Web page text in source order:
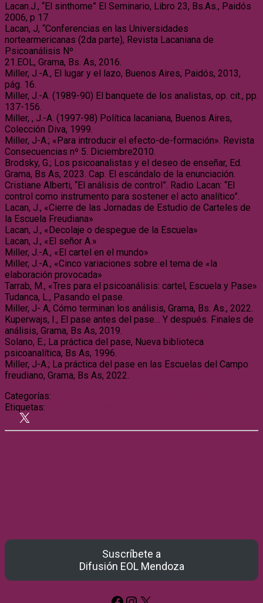
Lacan.J., “El sinthome” El Seminario, Libro 23, Bs.As., Paidós
2006, p 17
Lacan, J, “Conferencias en las Universidades
nortearmericanas (2da parte), Revista Lacaniana de
Psicoanálisis Nº
21.EOL, Grama, Bs. As, 2016.
Miller, J.-A., El lugar y el lazo, Buenos Aires, Paidós, 2013,
pág. 16.
Miller, J.-A. (1989-90) El banquete de los analistas, op. cit., pp.
137-156.
Miller, , J.-A. (1997-98) Política lacaniana, Buenos Aires,
Colección Diva, 1999.
Miller, J-A.; «Para introducir el efecto-de-formación». Revista
Consecuencias nº 5. Diciembre2010.
Brodsky, G.; Los psicoanalistas y el deseo de enseñar, Ed.
Grama, Bs As, 2023. Cap. El escándalo de la enunciación.
Cristiane Alberti, “El análisis de control”. Radio Lacan: “El
control como instrumento para sostener el acto analítico”.
Lacan, J., «Cierre de las Jornadas de Estudio de Carteles de
la Escuela Freudiana»
Lacan, J., «Decolaje o despegue de la Escuela»
Lacan, J., «El señor A.»
Miller, J.-A., «El cartel en el mundo»
Miller, J.-A., «Cinco variaciones sobre el tema de «la
elaboración provocada»
Tarrab, M., «Tres para el psicoanálisis: cartel, Escuela y Pase»
Tudanca, L., Pasando el pase.
Miller, J- A, Cómo terminan los análisis, Grama, Bs. As., 2022.
Kuperwajs, I., El pase antes del pase… Y después. Finales de
análisis, Grama, Bs As, 2019.
Solano, E.; La práctica del pase, Nueva biblioteca
psicoanalítica, Bs As, 1996.
Miller, J-A.; La práctica del pase en las Escuelas del Campo
freudiano, Grama, Bs As, 2022.
Categorías:
Etiquetas:
Suscríbete a
Difusión EOL Mendoza